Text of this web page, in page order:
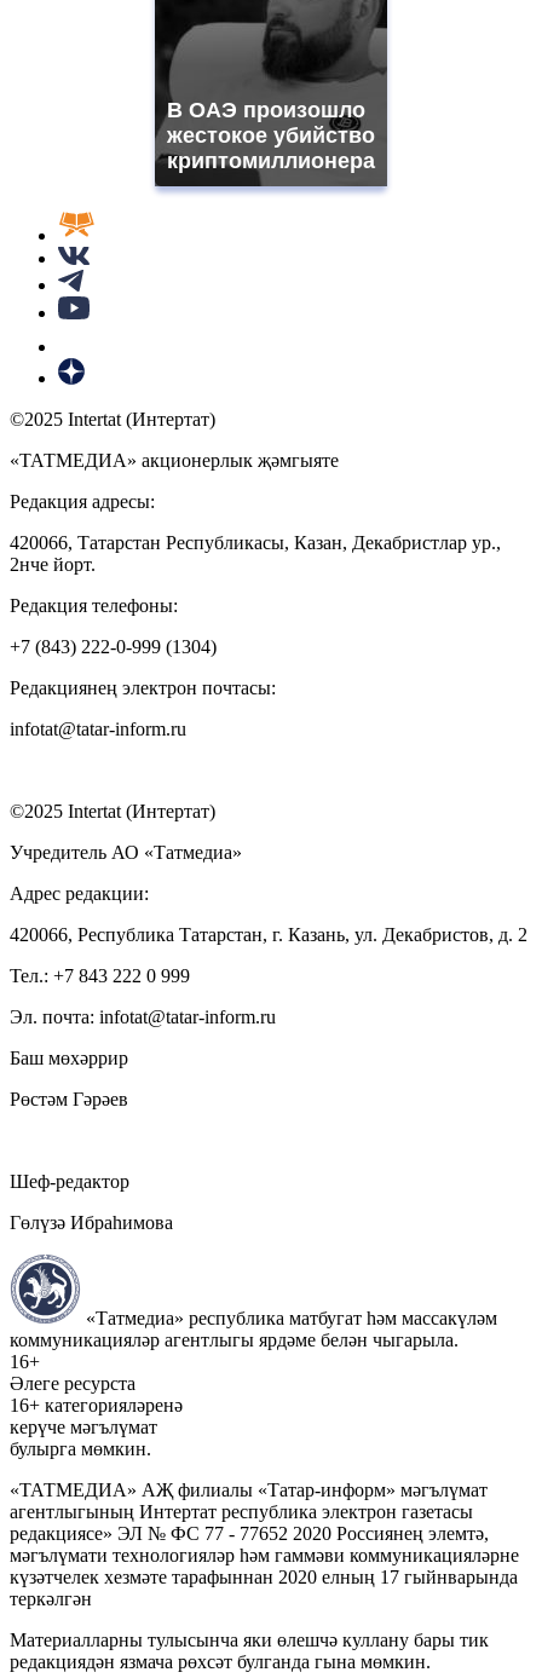
В ОАЭ произошло
жестокое убийство
криптомиллионера
©2025 Intertat (Интертат)
«ТАТМЕДИА» акционерлык җәмгыяте
Редакция адресы:
420066, Татарстан Республикасы, Казан, Декабристлар ур.,
2нче йорт.
Редакция телефоны:
+7 (843) 222-0-999 (1304)
Редакциянең электрон почтасы:
infotat@tatar-inform.ru
©2025 Intertat (Интертат)
Учредитель АО «Татмедиа»
Адрес редакции:
420066, Республика Татарстан, г. Казань, ул. Декабристов, д. 2
Тел.: +7 843 222 0 999
Эл. почта: infotat@tatar-inform.ru
Баш мөхәррир
Рөстәм Гәрәев
Шеф-редактор
Гөлүзә Ибраһимова
«Татмедиа» республика матбугат һәм массакүләм
коммуникацияләр агентлыгы ярдәме белән чыгарыла.
16+
Әлеге ресурста
16+ категорияләренә
керүче мәгълүмат
булырга мөмкин.
«ТАТМЕДИА» АҖ филиалы «Татар-информ» мәгълүмат
агентлыгының Интертат республика электрон газетасы
редакциясе» ЭЛ № ФС 77 - 77652 2020 Россиянең элемтә,
мәгълүмати технологияләр һәм гаммәви коммуникацияләрне
күзәтчелек хезмәте тарафыннан 2020 елның 17 гыйнварында
теркәлгән
Материалларны тулысынча яки өлешчә куллану бары тик
редакциядән язмача рөхсәт булганда гына мөмкин.